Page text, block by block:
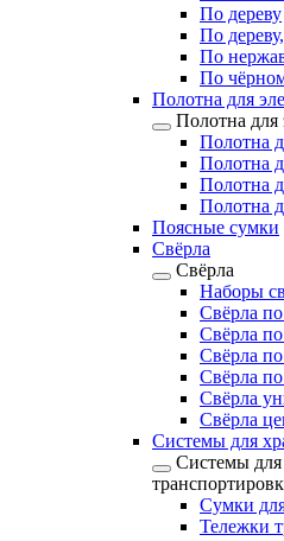
По дереву
По
По
По
Полотна для
Полотна для
Полотна
Полотна
Полотна
Полотна
Поясные сумки
Свёрла
Свёрла
Наборы
Свёрла
Свёрла
Свёрла
Свёрла
Свёрла
Свёрла
Системы для
Системы
Сумки
Тележки